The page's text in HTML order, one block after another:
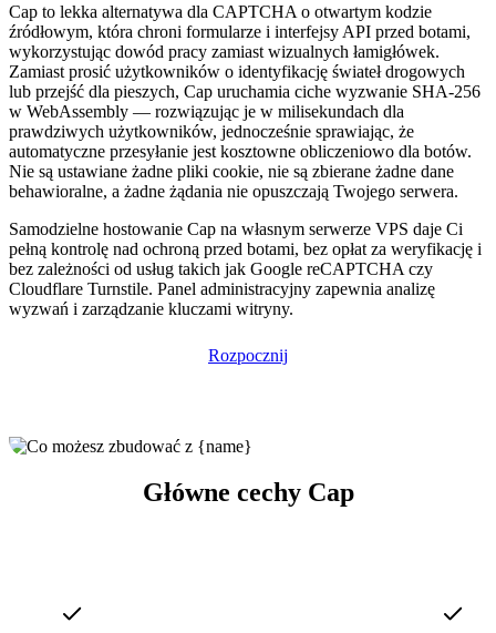
Cap to lekka alternatywa dla CAPTCHA o otwartym kodzie
źródłowym, która chroni formularze i interfejsy API przed botami,
wykorzystując dowód pracy zamiast wizualnych łamigłówek.
Zamiast prosić użytkowników o identyfikację świateł drogowych
lub przejść dla pieszych, Cap uruchamia ciche wyzwanie SHA-256
w WebAssembly — rozwiązując je w milisekundach dla
prawdziwych użytkowników, jednocześnie sprawiając, że
automatyczne przesyłanie jest kosztowne obliczeniowo dla botów.
Nie są ustawiane żadne pliki cookie, nie są zbierane żadne dane
behawioralne, a żadne żądania nie opuszczają Twojego serwera.
Samodzielne hostowanie Cap na własnym serwerze VPS daje Ci
pełną kontrolę nad ochroną przed botami, bez opłat za weryfikację i
bez zależności od usług takich jak Google reCAPTCHA czy
Cloudflare Turnstile. Panel administracyjny zapewnia analizę
wyzwań i zarządzanie kluczami witryny.
Rozpocznij
Główne cechy Cap